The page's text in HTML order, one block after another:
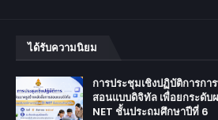
ได้รับความนิยม
การประชุมเชิงปฏิบัติการก
สอนแบบดิจิทัล เพื่อยกระดับ
NET ชั้นประถมศึกษาปีที่ 6